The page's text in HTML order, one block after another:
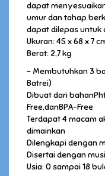
dapat
umur dan tahap
dapat dilepas untuk
Ukuran: 45 x 68 x 7
Berat: 2,7 kg
- Membutuhkan 3
Batrei)
Dibuat dari
Free,danBPA-Free
Terdapat 4 macam
dimainkan
Dilengkapi dengan
Disertai dengan
Usia: 0 sampai 18